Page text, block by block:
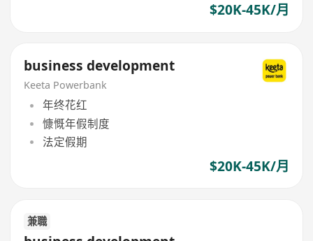
$20K-45K/月
business development
Keeta Powerbank
年终花红
慷慨年假制度
法定假期
$20K-45K/月
兼職